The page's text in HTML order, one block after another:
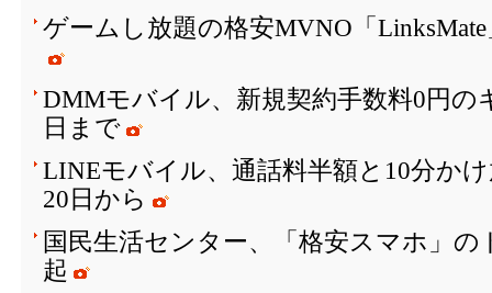
ゲームし放題の格安MVNO「
DMMモバイル、新規契約手数料0円
日まで
LINEモバイル、通話料半額と10分か
20日から
国民生活センター、「格安スマホ」
起